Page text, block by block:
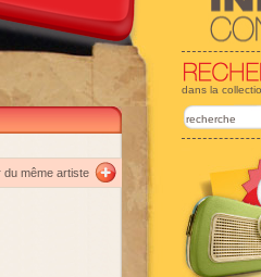
dans la
du même artiste